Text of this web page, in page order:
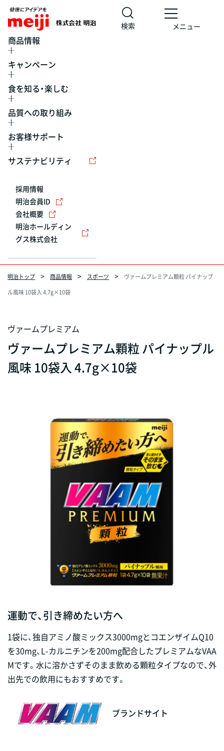
検索 メニュー
商品情報
キャンペーン
食を知る・楽しむ
品質への取り組み
お客様サポート
サステナビリティ
採用情報
明治会員ID
会社概要
明治ホールディン
グス株式会社
明治トップ 商品情報 スポーツ
ヴァームプレミアム顆粒 パイナップ
ル風味 10袋入 4.7g×10袋
ヴァームプレミアム
ヴァームプレミアム顆粒 パイナップル
風味 10袋入 4.7g×10袋
運動で、引き締めたい方へ
1袋に、独自アミノ酸ミックス3000mgとコエンザイムQ10
を30mg、L-カルニチンを200mg配合したプレミアムなVAA
Mです。水に溶かさずそのまま飲める顆粒タイプなので、外
出先での飲用にもおすすめです。
ブランドサイト